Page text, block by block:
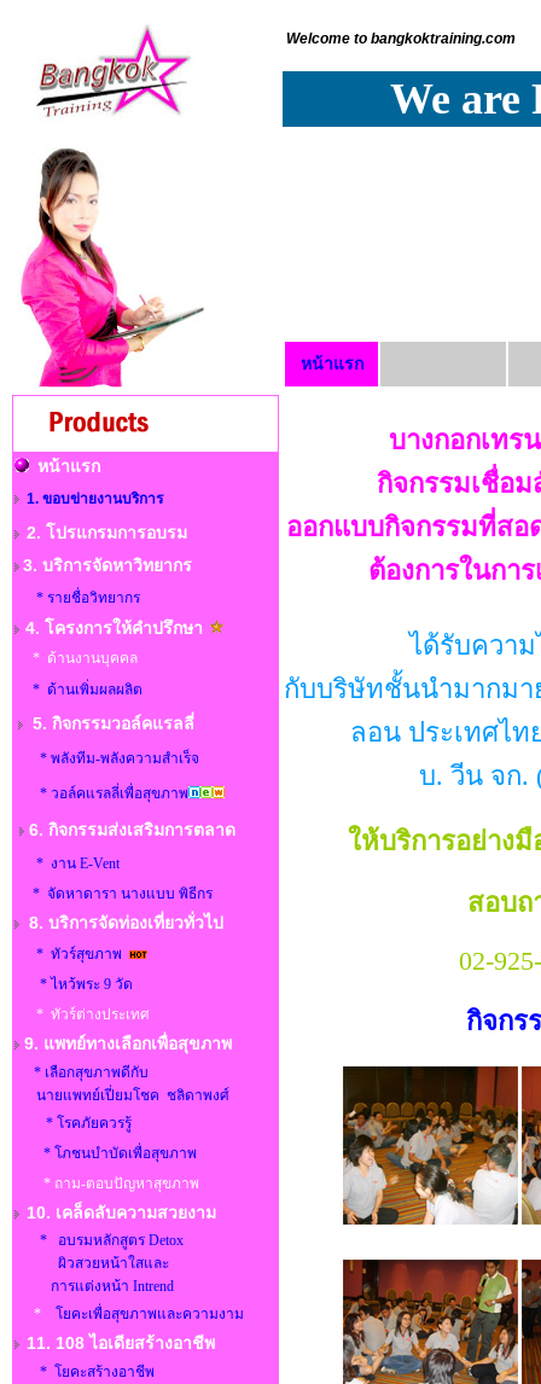
Welcome to bangkoktraining.com
We are
หน้าแรก
หน้าแรก
1. ขอบข่ายงานบริการ
2. โปรแกรมการอบรม
3. บริการจัดหาวิทยากร
* รายชื่อวิทยากร
4. โครงการให้คำปรึกษา
* ด้านงานบุคคล
* ด้านเพิ่มผลผลิต
5. กิจกรรมวอล์คแรลลี่
* พลังทีม-พลังความสำเร็จ
* วอล์คแรลลี่เพื่อสุขภาพ
6. กิจกรรมส่งเสริมการตลาด
* งาน E-Vent
* จัดหาดารา นางแบบ พิธีกร
8. บริการจัดท่องเที่ยวทั่วไป
* ทัวร์สุขภาพ
* ไหว้พระ 9 วัด
* ทัวร์ต่างประเทศ
9. แพทย์ทางเลือกเพื่อสุขภาพ
* เลือกสุขภาพดีกับ
นายแพทย์เปี่ยมโชค ชลิดาพงศ์
* โรคภัยควรรู้
* โภชนบำบัดเพื่อสุขภาพ
* ถาม-ตอบปัญหาสุขภาพ
10. เคล็ดลับความสวยงาม
* อบรมหลักสูตร Detox
ผิวสวยหน้าใสและ
การแต่งหน้า Intrend
* โยคะเพื่อสุขภาพและความงาม
11. 108 ไอเดียสร้างอาชีพ
* โยคะสร้างอาชีพ
บางกอกเท
กิจกรรมเชื่อ
ออกแบบกิจกรรมที่สอ
ต้องการในกา
ได้รับความ
กับบริษัทชั้นนำมากมา
ลอน ประเทศไท
บ. วีน จก.
ให้บริการอย่าง
สอบถ
02-
กิจกร